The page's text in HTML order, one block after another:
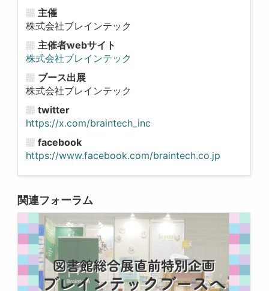
主催
株式会社ブレインテック
主催者webサイト
株式会社ブレインテック
ブース出展
株式会社ブレインテック
twitter
https://x.com/braintech_inc
facebook
https://www.facebook.com/braintech.co.jp
関連フォーラム